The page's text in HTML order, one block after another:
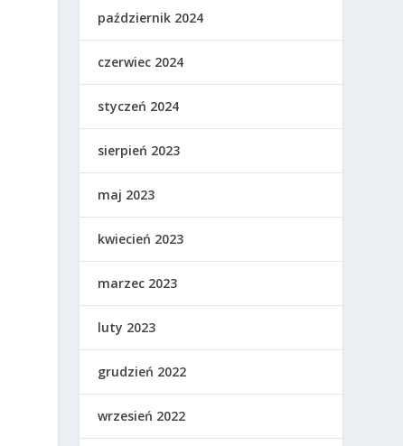
październik 2024
czerwiec 2024
styczeń 2024
sierpień 2023
maj 2023
kwiecień 2023
marzec 2023
luty 2023
grudzień 2022
wrzesień 2022